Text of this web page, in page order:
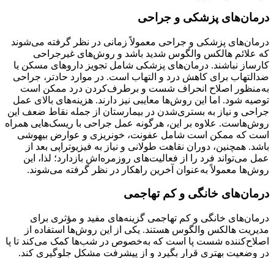
درمان‌های پزشکی و جراحی
درمان‌های پزشکی و جراحی معمولاً زمانی در نظر گرفته می‌شوند
که علائم هالکس والگوس شدید باشد و روش‌های غیرجراحی
کارساز نباشند. درمان‌های پزشکی شامل تجویز داروهای مسکن یا
ضدالتهاب برای کاهش درد و التهاب است. در موارد حادتر، جراحی
به‌منظور اصلاح انحراف شست و برطرف‌کردن درد ممکن است
توصیه شود. اما این روش‌ها معایبی نیز دارند. هزینه‌های بالای عمل
جراحی و نیاز به بستری‌شدن در بیمارستان از جمله نقاط ضعف این
روش‌هاست. علاوه بر این، هرگونه عمل جراحی با ریسک‌هایی همراه
است که ممکن است شامل عفونت، خونریزی و عوارض بیهوشی
باشد. همچنین، دوران نقاهت طولانی و نیاز به فیزیوتراپی بعد از
عمل می‌تواند فرد را از فعالیت‌های روزمره‌اش بازدارد؛ لذا، این
روش‌ها معمولاً به‌عنوان آخرین راهکار در نظر گرفته می‌شوند.
درمان‌های خانگی و کم تهاجمی
درمان‌های خانگی و کم تهاجمی گزینه‌های مفید و مؤثری برای
مدیریت هالکس والگوس هستند. یکی از این روش‌ها استفاده از
اصلاح‌کننده‌ شست پا است که به‌خصوص در شب‌ها کمک می‌کند تا پا
در وضعیت بهتری قرار بگیرد و از پیشرفت مشکل جلوگیری کند.